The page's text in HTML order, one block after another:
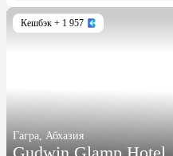
Кешбэк + 1 957
Гагра, Абхазия